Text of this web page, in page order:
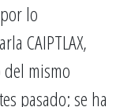
lo
CAIPTLAX,
mismo
pasado; se ha